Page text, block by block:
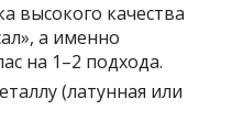
высокого качества
а именно
на 1–2 подхода.
(латунная или